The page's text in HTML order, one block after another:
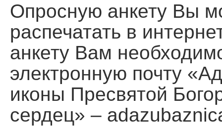
Опросную анкету Вы
распечатать в
анкету Вам
электронную почту
иконы Пресвятой
сердец» –